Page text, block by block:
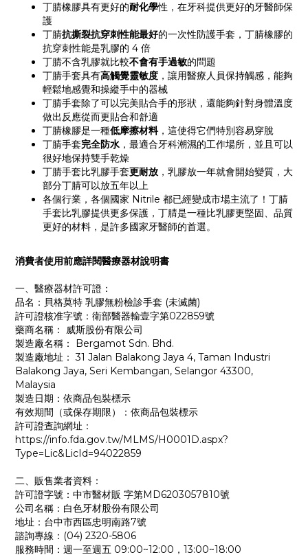
丁腈橡膠具有更好的耐化學性，在牙科提供更好的牙醫師保
護
丁腈抗撕裂抗穿刺性能最好的一次性防護手套，丁腈橡膠的
抗穿刺性能是乳膠的 4 倍
丁腈不含乳膠就比較不會有手過敏的問題
丁腈手套具有高觸覺靈敏度 ，讓用醫療人員保持觸感，能夠
輕鬆地感覺和操縱手中的器械
丁腈手套除了可以完美貼合手的形狀，還能夠針對身體溫度
做出反應從而更貼合和舒適
丁腈橡膠是一種低摩擦材料，這使得它們特別容易穿脫
丁腈手套完全防水，最適合牙科潮濕的工作場所，並且可以
很好地保持雙手乾燥
丁腈手套比乳膠手套更耐放 ，乳膠放一年就會開始變質，大
部分丁腈可以放五年以上
各個行業，各個國家 Nitrile 都已經變成市場主流了！丁腈
手套比乳膠提供更多保護，丁腈是一種比乳膠更堅固、品質
更好的材料，是許多國家牙醫師的首選。
消費者使用前應詳閱醫療器材說明書
一、醫療器材許可證：
品名：貝格莫特 乳膠無粉檢診手套 (未滅菌)
許可證核准字號：衛部醫器輸壹字第022859號
藥商名稱： 威斯股份有限公司
製造廠名稱： Bergamot Sdn. Bhd.
製造廠地址： 31 Jalan Balakong Jaya 4, Taman Industri
Balakong Jaya, Seri Kembangan, Selangor 43300,
Malaysia
製造日期：依商品包裝標示
有效期間（或保存期限）：依商品包裝標示
許可證查詢網址：
https://info.fda.gov.tw/MLMS/H0001D.aspx?
Type=Lic&LicId=94022859
二、販售業者資料：
許可證字號：中市醫材販 字第MD6203057810號
公司名稱：白色牙材股份有限公司
地址：台中市西區忠明南路7號
諮詢專線：(04) 2320-5806
服務時間：週一至週五 09:00~12:00，13:00~18:00